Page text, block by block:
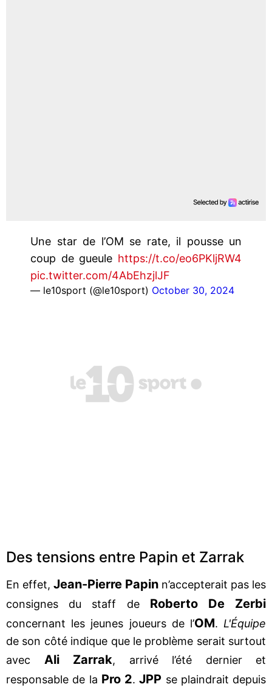
Une star de l’OM se rate, il pousse un
coup de gueule https://t.co/eo6PKljRW4
pic.twitter.com/4AbEhzjlJF
— le10sport (@le10sport) October 30, 2024
Des tensions entre Papin et Zarrak
En effet, Jean-Pierre Papin n’accepterait pas les
consignes du staff de Roberto De Zerbi
concernant les jeunes joueurs de l’OM. L'Équipe
de son côté indique que le problème serait surtout
avec Ali Zarrak, arrivé l’été dernier et
responsable de la Pro 2.JPP se plaindrait depuis